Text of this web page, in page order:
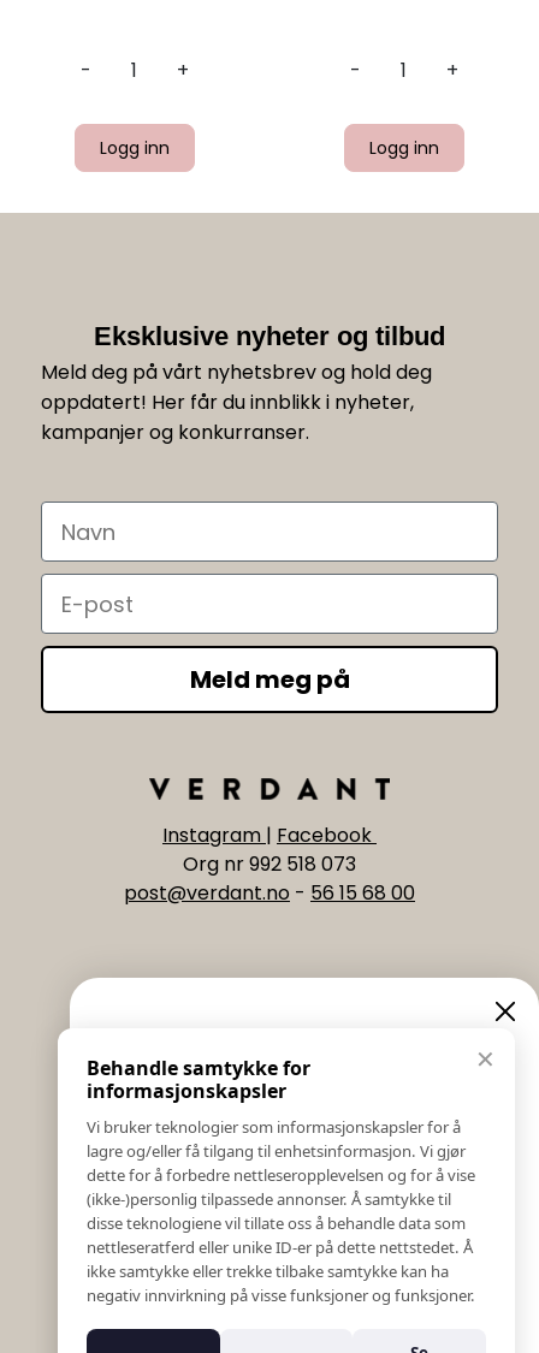
- +
Logg inn
- +
Logg inn
✕
Behandle samtykke for
informasjonskapsler
Vi bruker teknologier som informasjonskapsler for å
lagre og/eller få tilgang til enhetsinformasjon. Vi gjør
dette for å forbedre nettleseropplevelsen og for å vise
(ikke-)personlig tilpassede annonser. Å samtykke til
disse teknologiene vil tillate oss å behandle data som
nettleseratferd eller unike ID-er på dette nettstedet. Å
ikke samtykke eller trekke tilbake samtykke kan ha
negativ innvirkning på visse funksjoner og funksjoner.
Eksklusive nyheter og tilbud
Meld deg på vårt nyhetsbrev og hold deg
oppdatert! Her får du innblikk i nyheter,
kampanjer og konkurranser.
Navn
Email
Meld meg på
Instagram | Facebook
Org nr 992 518 073
post@verdant.no - 56 15 68 00
Informasjon
Salgs & Leveringsbetingelser
Registrer reklamasjon eller retur
Kontakt Oss
Bildebank
Følg Oss
Prislister
Etiske Retningslinjer
Åpenhetsloven
Eksklusive nyheter og
tilbud
Meld deg på vårt nyhetsbrev og hold deg oppdatert!
Her får du innblikk i nyheter, kampanjer og
konkurranser.
E-post